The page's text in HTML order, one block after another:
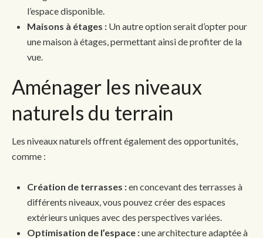
l’espace disponible.
Maisons à étages : Un autre option serait d’opter pour
une maison à étages, permettant ainsi de profiter de la
vue.
Aménager les niveaux
naturels du terrain
Les niveaux naturels offrent également des opportunités,
comme :
Création de terrasses :en concevant des terrasses à
différents niveaux, vous pouvez créer des espaces
extérieurs uniques avec des perspectives variées.
Optimisation de l’espace :une architecture adaptée à